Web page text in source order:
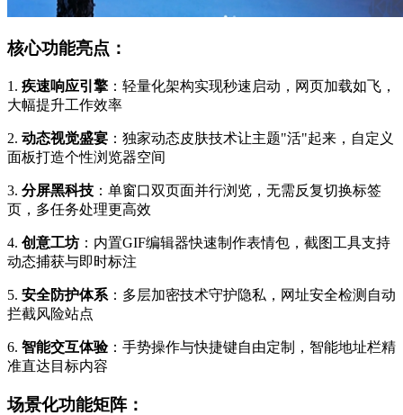
核心功能亮点：
1. 疾速响应引擎 ：轻量化架构实现秒速启动，网页加载如飞，
大幅提升工作效率
2. 动态视觉盛宴 ：独家动态皮肤技术让主题"活"起来，自定义
面板打造个性浏览器空间
3. 分屏黑科技 ：单窗口双页面并行浏览，无需反复切换标签
页，多任务处理更高效
4. 创意工坊 ：内置GIF编辑器快速制作表情包，截图工具支持
动态捕获与即时标注
5. 安全防护体系 ：多层加密技术守护隐私，网址安全检测自动
拦截风险站点
6. 智能交互体验：手势操作与快捷键自由定制，智能地址栏精
准直达目标内容
场景化功能矩阵：